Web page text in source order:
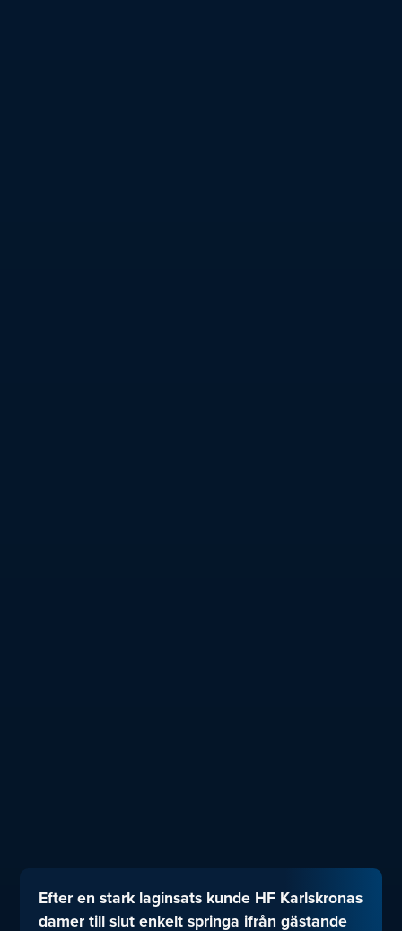
Efter en stark laginsats kunde HF Karlskronas
damer till slut enkelt springa ifrån gästande